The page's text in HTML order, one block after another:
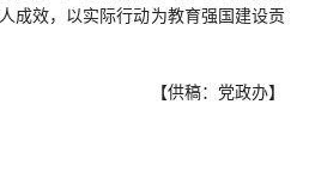
成效，以实际行动为教育强国建设贡
【供稿：党政办】